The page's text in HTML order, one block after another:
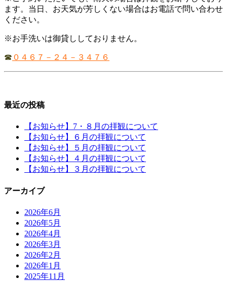
ます。当日、お天気が芳しくない場合はお電話で問い合わせ
ください。
※お手洗いは御貸ししておりません。
☎ ０４６７－２４－３４７６
最近の投稿
【お知らせ】7・８月の拝観について
【お知らせ】６月の拝観について
【お知らせ】５月の拝観について
【お知らせ】４月の拝観について
【お知らせ】３月の拝観について
アーカイブ
2026年6月
2026年5月
2026年4月
2026年3月
2026年2月
2026年1月
2025年11月